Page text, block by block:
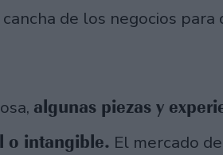
de los negocios
algunas piezas y
o intangible. El mercado